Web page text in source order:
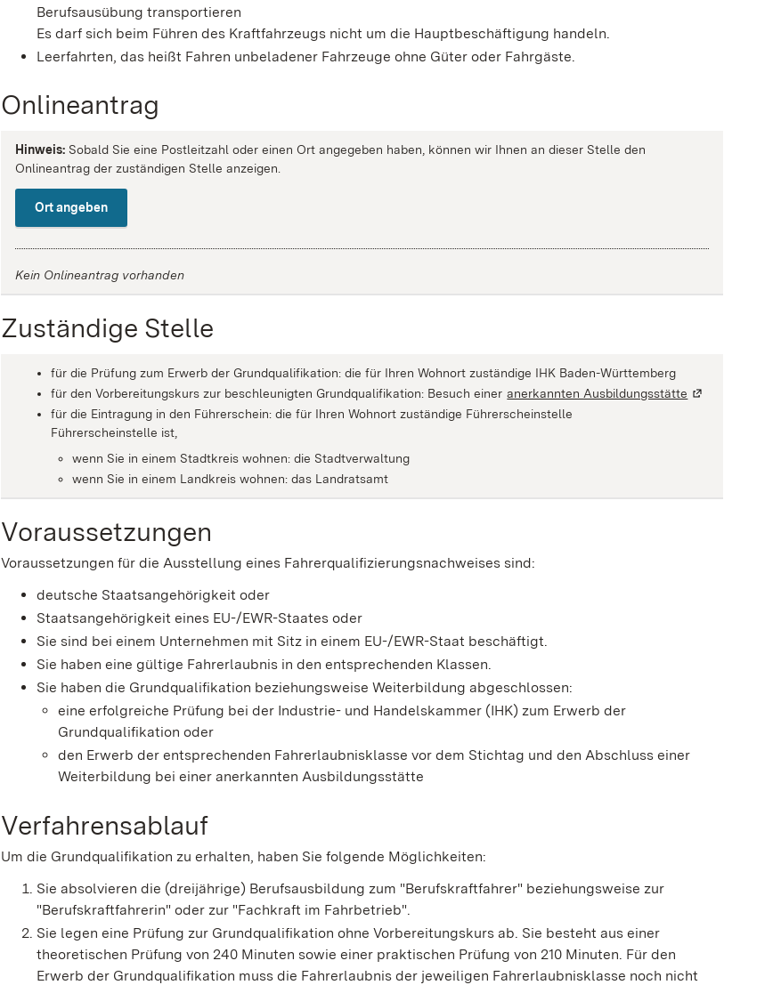
Berufsausübung transportieren
Es darf sich beim Führen des Kraftfahrzeugs nicht um die Hauptbeschäftigung handeln.
Leerfahrten, das heißt Fahren unbeladener Fahrzeuge ohne Güter oder Fahrgäste.
Onlineantrag
Hinweis: Sobald Sie eine Postleitzahl oder einen Ort angegeben haben, können wir Ihnen an dieser Stelle den
Onlineantrag der zuständigen Stelle anzeigen.
Ort angeben
Kein Onlineantrag vorhanden
Zuständige Stelle
für die Prüfung zum Erwerb der Grundqualifikation: die für Ihren Wohnort zuständige IHK Baden-Württemberg
für den Vorbereitungskurs zur beschleunigten Grundqualifikation: Besuch einer anerkannten Ausbildungsstätte (Wird in
für die Eintragung in den Führerschein: die für Ihren Wohnort zuständige Führerscheinstelle
Führerscheinstelle ist,
wenn Sie in einem Stadtkreis wohnen: die Stadtverwaltung
wenn Sie in einem Landkreis wohnen: das Landratsamt
Voraussetzungen
Voraussetzungen für die Ausstellung eines Fahrerqualifizierungsnachweises sind:
deutsche Staatsangehörigkeit oder
Staatsangehörigkeit eines EU-/EWR-Staates oder
Sie sind bei einem Unternehmen mit Sitz in einem EU-/EWR-Staat beschäftigt.
Sie haben eine gültige Fahrerlaubnis in den entsprechenden Klassen.
Sie haben die Grundqualifikation beziehungsweise Weiterbildung abgeschlossen:
eine erfolgreiche Prüfung bei der Industrie- und Handelskammer (IHK) zum Erwerb der
Grundqualifikation oder
den Erwerb der entsprechenden Fahrerlaubnisklasse vor dem Stichtag und den Abschluss einer
Weiterbildung bei einer anerkannten Ausbildungsstätte
Verfahrensablauf
Um die Grundqualifikation zu erhalten, haben Sie folgende Möglichkeiten:
Sie absolvieren die (dreijährige) Berufsausbildung zum "Berufskraftfahrer" beziehungsweise zur
"Berufskraftfahrerin" oder zur "Fachkraft im Fahrbetrieb".
Sie legen eine Prüfung zur Grundqualifikation ohne Vorbereitungskurs ab. Sie besteht aus einer
theoretischen Prüfung von 240 Minuten sowie einer praktischen Prüfung von 210 Minuten. Für den
Erwerb der Grundqualifikation muss die Fahrerlaubnis der jeweiligen Fahrerlaubnisklasse noch nicht